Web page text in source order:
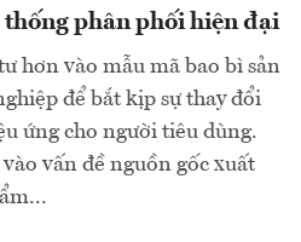
thống phân phối hiện đại
hơn vào mẫu mã bao bì sản
để bắt kịp sự thay đổi
ứng cho người tiêu dùng.
vấn đề nguồn gốc xuất